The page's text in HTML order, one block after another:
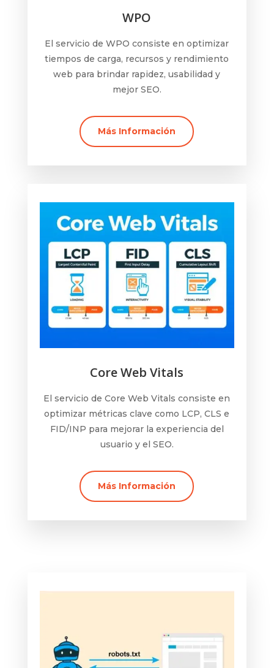
WPO
El servicio de WPO consiste en optimizar
tiempos de carga, recursos y rendimiento
web para brindar rapidez, usabilidad y
mejor SEO.
Más Información
Core Web Vitals
El servicio de Core Web Vitals consiste en
optimizar métricas clave como LCP, CLS e
FID/INP para mejorar la experiencia del
usuario y el SEO.
Más Información